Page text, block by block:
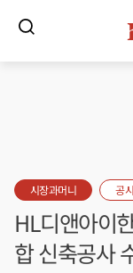
시장과머니 공시
HL디앤아이
합 신축공사